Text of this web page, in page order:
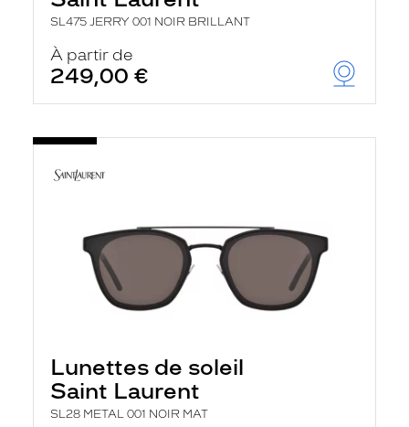
SL475 JERRY 001 NOIR BRILLANT
À partir de
249,00 €
Lunettes de soleil
Saint Laurent
SL28 METAL 001 NOIR MAT